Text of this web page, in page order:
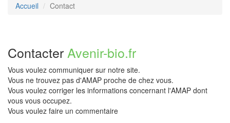
Accueil Contact
Contacter Avenir-bio.fr
Vous voulez communiquer sur notre site.
Vous ne trouvez pas d'AMAP proche de chez vous.
Vous voulez corriger les informations concernant l'AMAP dont
vous vous occupez.
Vous voulez faire un commentaire